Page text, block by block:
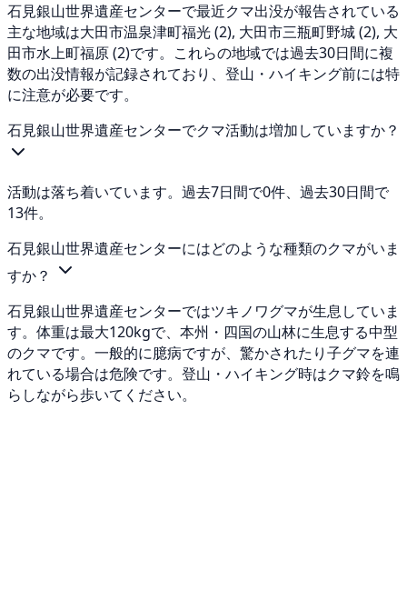
石見銀山世界遺産センターで最近クマ出没が報告されている
主な地域は大田市温泉津町福光 (2), 大田市三瓶町野城 (2), 大
田市水上町福原 (2)です。これらの地域では過去30日間に複
数の出没情報が記録されており、登山・ハイキング前には特
に注意が必要です。
石見銀山世界遺産センターでクマ活動は増加していますか？
活動は落ち着いています。過去7日間で0件、過去30日間で
13件。
石見銀山世界遺産センターにはどのような種類のクマがいま
すか？
石見銀山世界遺産センターではツキノワグマが生息していま
す。体重は最大120kgで、本州・四国の山林に生息する中型
のクマです。一般的に臆病ですが、驚かされたり子グマを連
れている場合は危険です。登山・ハイキング時はクマ鈴を鳴
らしながら歩いてください。